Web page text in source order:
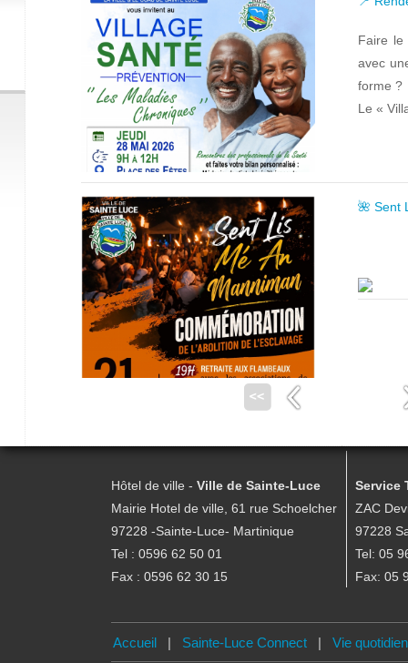
Faire
avec
forme ?
Le «
🌺 Sent
Hôtel de ville - Ville de Sainte-Luce
Mairie Hotel de ville, 61 rue Schoelcher
97228 -Sainte-Luce- Martinique
Tel : 0596 62 50 01
Fax : 0596 62 30 15
Service
ZAC
97228
Tel: 05
Fax: 05
Accueil| Sainte-Luce Connect| Vie